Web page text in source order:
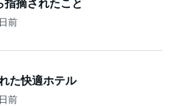
指摘されたこと
前
た快適ホテル
前